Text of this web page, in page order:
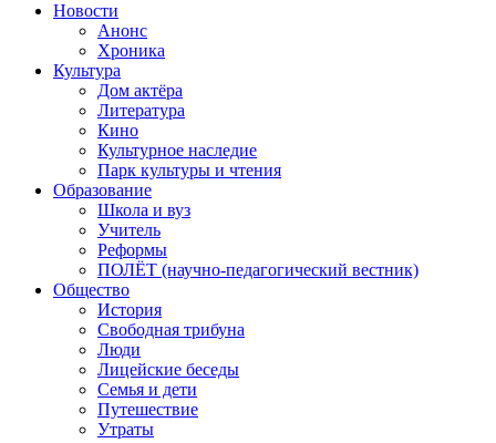
Новости
Анонс
Хроника
Культура
Дом актёра
Литература
Кино
Культурное наследие
Парк культуры и чтения
Образование
Школа и вуз
Учитель
Реформы
ПОЛЁТ (научно-педагогический вестник)
Общество
История
Свободная трибуна
Люди
Лицейские беседы
Семья и дети
Путешествие
Утраты